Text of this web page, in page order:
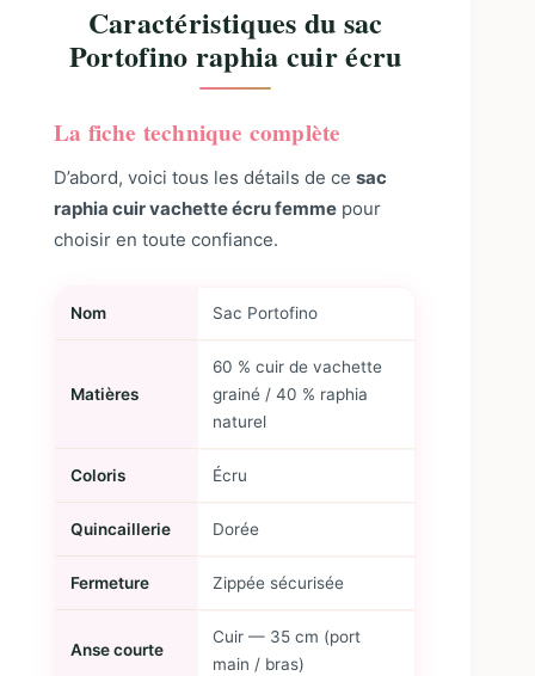
Caractéristiques du sac
Portofino raphia cuir écru
La fiche technique complète
D’abord, voici tous les détails de ce sac
raphia cuir vachette écru femme pour
choisir en toute confiance.
Nom Sac Portofino
Matières
60 % cuir de vachette
grainé / 40 % raphia
naturel
Coloris Écru
Quincaillerie Dorée
Fermeture Zippée sécurisée
Anse courte
Cuir — 35 cm (port
main / bras)